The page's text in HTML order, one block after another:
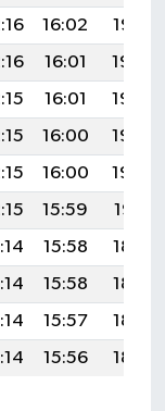
16:02
19:07
16:01
19:06
16:01
19:05
16:00
19:03
16:00
19:02
15:59
19:01
15:58
18:59
15:58
18:58
15:57
18:57
15:56 18:55